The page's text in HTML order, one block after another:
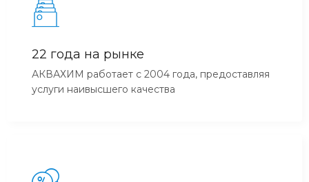
22 года на рынке
АКВАХИМ работает с 2004 года, предоставляя
услуги наивысшего качества